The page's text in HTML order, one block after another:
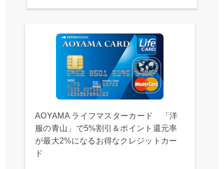
AOYAMA ライフマスターカード 「洋
服の青山」で5%割引＆ポイント還元率
が最大2%になるお得なクレジットカー
ド